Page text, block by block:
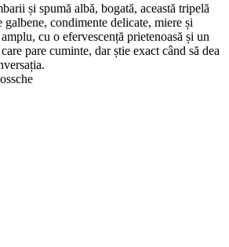
și spumă albă, bogată, această tripelă
condimente delicate, miere și
cu o efervescență prietenoasă și un
pare cuminte, dar știe exact când să dea